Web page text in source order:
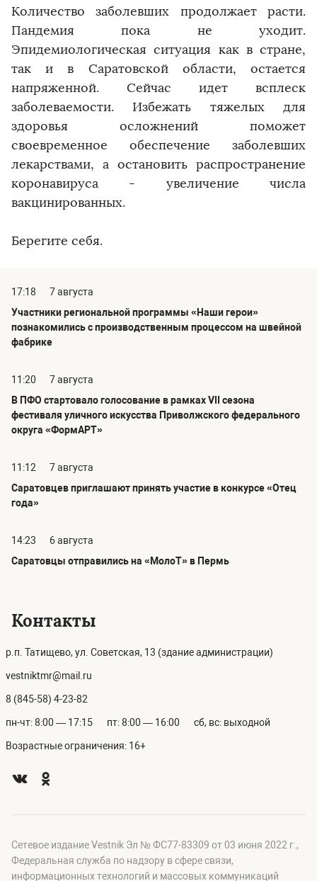
Количество заболевших продолжает расти.
Пандемия пока не уходит.
Эпидемиологическая ситуация как в стране,
так и в Саратовской области, остается
напряженной. Сейчас идет всплеск
заболеваемости. Избежать тяжелых для
здоровья осложнений поможет
своевременное обеспечение заболевших
лекарствами, а остановить распространение
коронавируса - увеличение числа
вакцинированных.
Берегите себя.
17:18
7 августа
Участники региональной программы «Наши герои»
познакомились с производственным процессом на швейной
фабрике
11:20
7 августа
В ПФО стартовало голосование в рамках VII сезона
фестиваля уличного искусства Приволжского федерального
округа «ФормАРТ»
11:12
7 августа
Саратовцев приглашают принять участие в конкурсе «Отец
года»
14:23
6 августа
Саратовцы отправились на «МолоТ» в Пермь
Контакты
р.п. Татищево, ул. Советская, 13 (здание администрации)
vestniktmr@mail.ru
8 (845-58) 4-23-82
пн-чт: 8:00 — 17:15 пт: 8:00 — 16:00 сб, вс: выходной
Возрастные ограничения: 16+
Сетевое издание Vestnik Эл № ФС77-83309 от 03 июня 2022 г.,
Федеральная служба по надзору в сфере связи,
информационных технологий и массовых коммуникаций